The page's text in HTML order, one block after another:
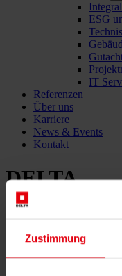
Zustimmung
ESG
IT
Referenzen
Über uns
Karriere
News & Events
Kontakt
DELTA
11. Dezember 2024